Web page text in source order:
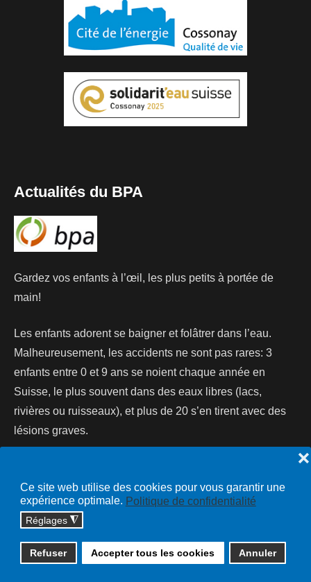
Ce site web utilise des cookies pour vous garantir une
expérience optimale. Politique de confidentialité
Réglages ◮
Refuser Accepter tous les cookies Annuler
❌
Actualités du BPA
Gardez vos enfants à l’œil, les plus petits à portée de
main!
Les enfants adorent se baigner et folâtrer dans l’eau.
Malheureusement, les accidents ne sont pas rares: 3
enfants entre 0 et 9 ans se noient chaque année en
Suisse, le plus souvent dans des eaux libres (lacs,
rivières ou ruisseaux), et plus de 20 s’en tirent avec des
lésions graves.
Copyright © 2026 cossonay.ch - tous droits réservés | site :
solutions informatiques